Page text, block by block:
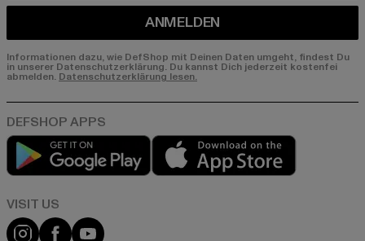
ANMELDEN
Informationen dazu, wie DefShop mit Deinen Daten umgeht, findest Du
in unserer Datenschutzerklärung. Du kannst Dich jederzeit kostenfei
abmelden. Datenschutzerklärung lesen.
Play market
Visit our Instagram page:
Visit our Facebook page:
Visit our YouTube channel: